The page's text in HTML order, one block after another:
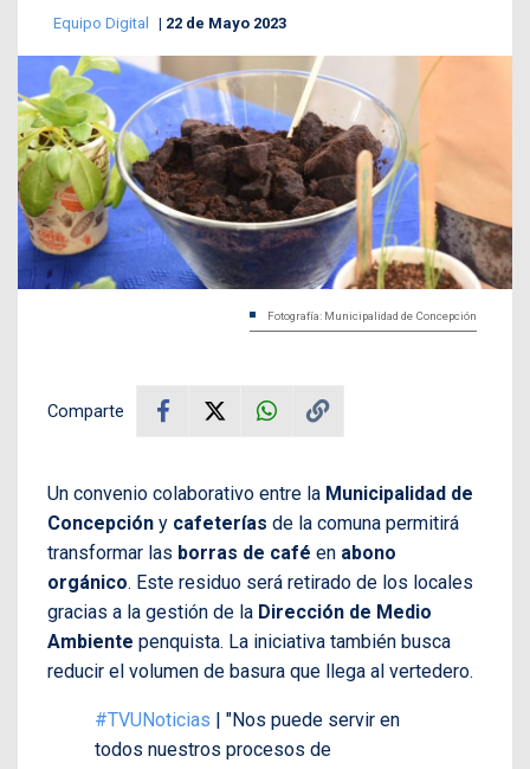
Equipo Digital 22 de Mayo 2023
Fotografía: Municipalidad de Concepción
Comparte
Un convenio colaborativo entre la Municipalidad de
Concepción y cafeterías de la comuna permitirá
transformar las borras de café en abono
orgánico. Este residuo será retirado de los locales
gracias a la gestión de la Dirección de Medio
Ambiente penquista. La iniciativa también busca
reducir el volumen de basura que llega al vertedero.
#TVUNoticias | "Nos puede servir en
todos nuestros procesos de